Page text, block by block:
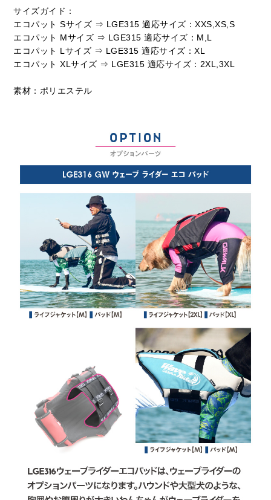
サイズガイド：
エコパット Sサイズ ⇒ LGE315 適応サイズ：XXS,XS,S
エコパット Mサイズ ⇒ LGE315 適応サイズ：M,L
エコパット Lサイズ ⇒ LGE315 適応サイズ：XL
エコパット XLサイズ ⇒ LGE315 適応サイズ：2XL,3XL
素材：ポリエステル